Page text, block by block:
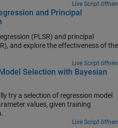
Live Script öffnen
and Principal
(PLSR) and principal
Live Script öffnen
Selection with Bayesian
try a selection of regression model
values, given training
Live Script öffnen